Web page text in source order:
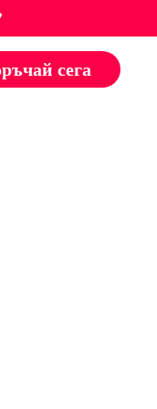
сега